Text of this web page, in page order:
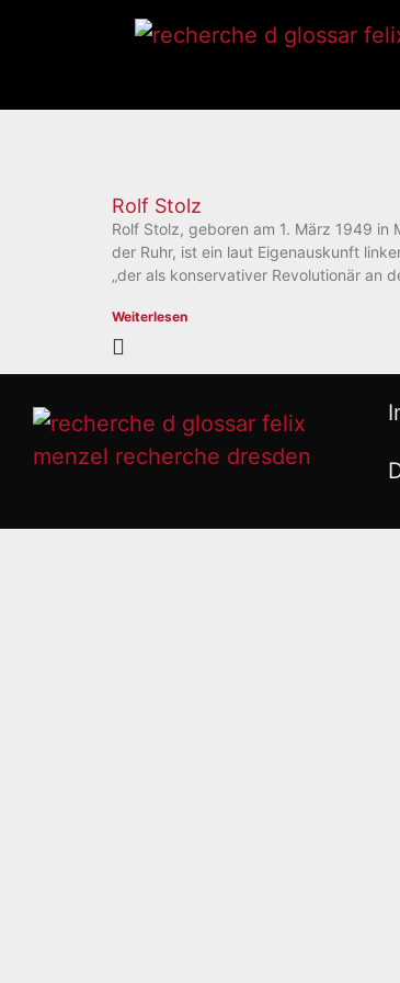
Rolf Stolz
Rolf Stolz, geboren am 1. März 1949 in
der Ruhr, ist ein laut Eigenauskunft
„der als konservativer Revolutionär an
Weiterlesen